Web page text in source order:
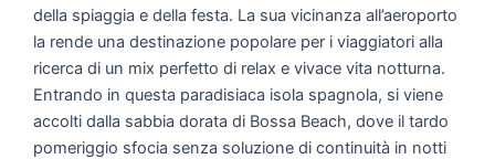
della spiaggia e della festa. La sua vicinanza all’aeroporto
la rende una destinazione popolare per i viaggiatori alla
ricerca di un mix perfetto di relax e vivace vita notturna.
Entrando in questa paradisiaca isola spagnola, si viene
accolti dalla sabbia dorata di Bossa Beach, dove il tardo
pomeriggio sfocia senza soluzione di continuità in notti